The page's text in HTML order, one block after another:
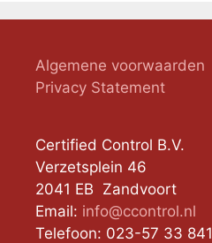
Algemene voorwaarden
Privacy Statement
Certified Control B.V.
Verzetsplein 46
2041 EB Zandvoort
Email: info@ccontrol.nl
Telefoon: 023-57 33 841